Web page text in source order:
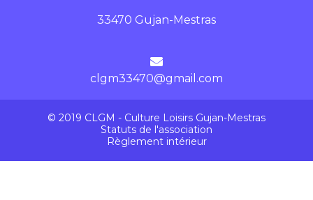
33470 Gujan-Mestras
clgm33470@gmail.com
© 2019 CLGM - Culture Loisirs Gujan-Mestras
Statuts de l'association
Règlement intérieur